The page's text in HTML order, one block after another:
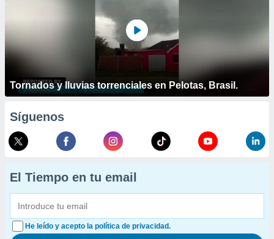
Tornados y lluvias torrenciales en Pelotas, Brasil.
Síguenos
El Tiempo en tu email
He leído y acepto la política de privacidad.